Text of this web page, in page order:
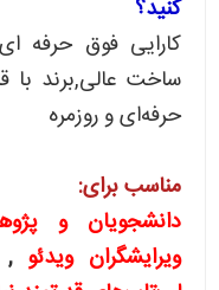
کنید؟
کارایی فوق حرفه
ساخت عالی,برند با
حرفه‌ای و روزمره
مناسب برای:
دانشجویان و
ویرایشگران ویدئو